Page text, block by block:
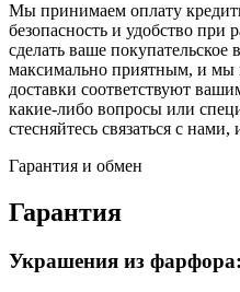
Мы принимаем оплату
безопасность и удобство при
сделать ваше покупательское
максимально приятным, и мы
доставки соответствуют
какие-либо вопросы или
стесняйтесь связаться с
Гарантия и обмен
Гарантия
Украшения из фарфора: